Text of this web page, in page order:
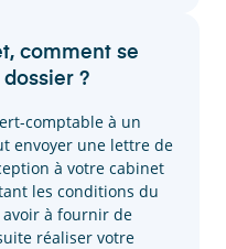
comment se
?
comptable à un
envoyer une lettre de
à votre cabinet
les conditions du
à fournir de
réaliser votre